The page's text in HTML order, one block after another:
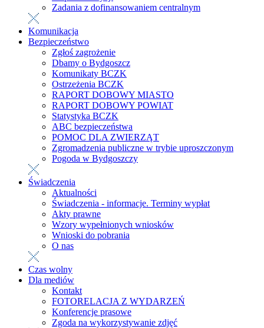
Zadania z dofinansowaniem centralnym
Komunikacja
Bezpieczeństwo
Zgłoś zagrożenie
Dbamy o Bydgoszcz
Komunikaty BCZK
Ostrzeżenia BCZK
RAPORT DOBOWY MIASTO
RAPORT DOBOWY POWIAT
Statystyka BCZK
ABC bezpieczeństwa
POMOC DLA ZWIERZĄT
Zgromadzenia publiczne w trybie uproszczonym
Pogoda w Bydgoszczy
Świadczenia
Aktualności
Świadczenia - informacje. Terminy wypłat
Akty prawne
Wzory wypełnionych wniosków
Wnioski do pobrania
O nas
Czas wolny
Dla mediów
Kontakt
FOTORELACJA Z WYDARZEŃ
Konferencje prasowe
Zgoda na wykorzystywanie zdjęć